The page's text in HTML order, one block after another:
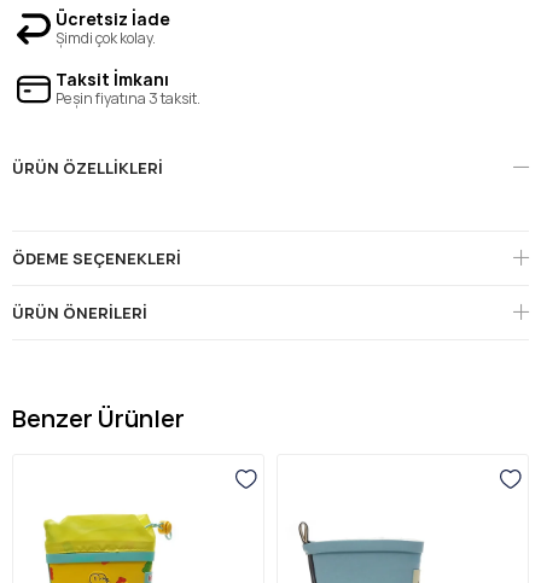
Ücretsiz İade
Şimdi çok kolay.
Taksit İmkanı
Peşin fiyatına 3 taksit.
ÜRÜN ÖZELLIKLERI
ÖDEME SEÇENEKLERI
ÜRÜN ÖNERILERI
Benzer Ürünler